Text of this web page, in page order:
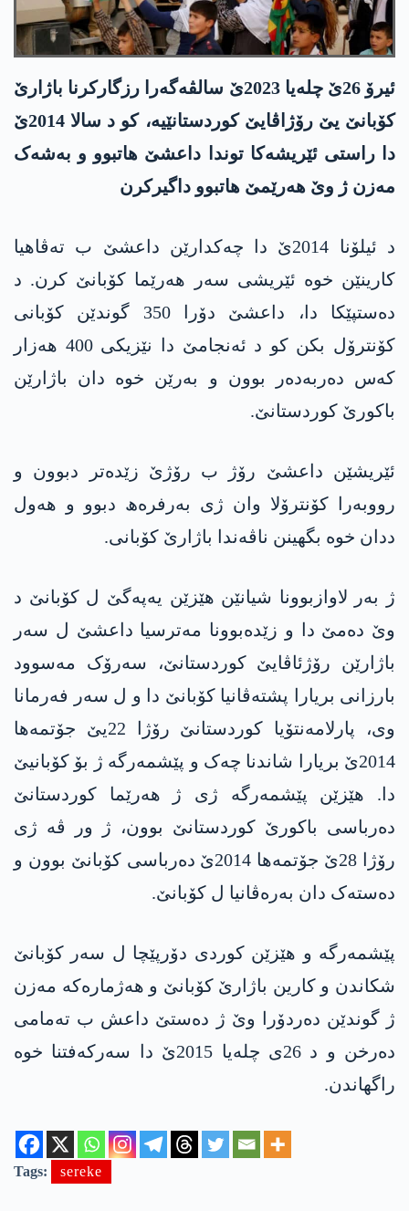
ئیرۆ 26ێ چلەیا 2023ێ سالڤەگەرا رزگارکرنا باژارێ
کۆبانێ یێ رۆژاڤایێ کوردستانێیە، کو د سالا 2014ێ
دا راستی ئێریشەکا توندا داعشێ ھاتبوو و بەشەک
مەزن ژ وێ ھەرێمێ ھاتبوو داگیرکرن
د ئیلۆنا 2014ێ دا چەکدارێن داعشێ ب تەڤاھیا
کارینێن خوە ئێریشی سەر ھەرێما کۆبانێ کرن. د
دەستپێکا دا، داعشێ دۆرا 350 گوندێن کۆبانی
کۆنترۆل بکن کو د ئەنجامێ دا نێزیکی 400 ھەزار
کەس دەربەدەر بوون و بەرێن خوە دان باژارێن
باکورێ کوردستانێ.
ئێریشێن داعشێ رۆژ ب رۆژێ زێدەتر دبوون و
رووبەرا کۆنترۆلا وان ژی بەرفرەھ دبوو و ھەول
ددان خوە بگهینن ناڤەندا باژارێ کۆبانی.
ژ بەر لاوازبوونا شیانێن ھێزێن یەپەگێ ل کۆبانێ د
وێ دەمێ دا و زێدەبوونا مەترسیا داعشێ ل سەر
باژارێن رۆژئاڤایێ کوردستانێ، سەرۆک مەسوود
بارزانی بریارا پشتەڤانیا کۆبانێ دا و ل سەر فەرمانا
وی، پارلامەنتۆیا کوردستانێ رۆژا 22یێ جۆتمەھا
2014ێ بریارا شاندنا چەک و پێشمەرگە ژ بۆ کۆبانیێ
دا. ھێزێن پێشمەرگە ژی ژ ھەرێما کوردستانێ
دەرباسی باکورێ کوردستانێ بوون، ژ ور ڤە ژی
رۆژا 28ێ جۆتمەھا 2014ێ دەرباسی کۆبانێ بوون و
دەستەک دان بەرەڤانیا ل کۆبانێ.
پێشمەرگە و ھێزێن کوردی دۆرپێچا ل سەر کۆبانێ
شکاندن و کارین باژارێ کۆبانێ و ھەژمارەکە مەزن
ژ گوندێن دەردۆرا وێ ژ دەستێ داعش ب تەمامی
دەرخن و د 26ی چلەیا 2015ێ دا سەرکەفتنا خوە
راگھاندن.
Tags: sereke